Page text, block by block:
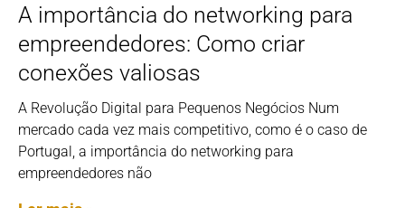
A importância do networking para
empreendedores: Como criar
conexões valiosas
A Revolução Digital para Pequenos Negócios Num
mercado cada vez mais competitivo, como é o caso de
Portugal, a importância do networking para
empreendedores não